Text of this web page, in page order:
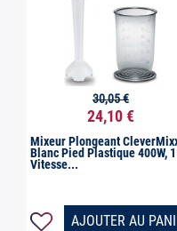
Aperçu rapide
24,10 €
30,05 €
Mixeur Plongeant
Blanc Pied Plastique 400W, 1
Vitesse...
AJOUTER AU